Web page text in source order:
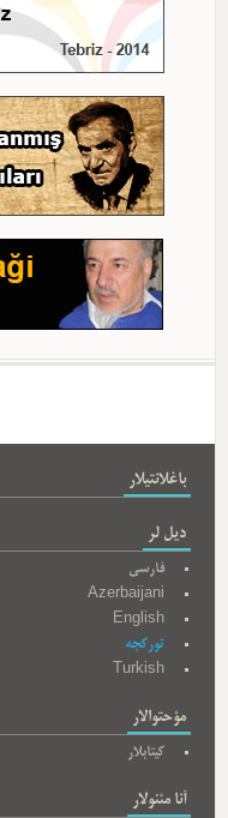
باغلانتیلار
دیل لر
فارسی
Azerbaijani
English
تورکجه
Turkish
مؤحتوالار
کیتابلار
آنا مئنولار